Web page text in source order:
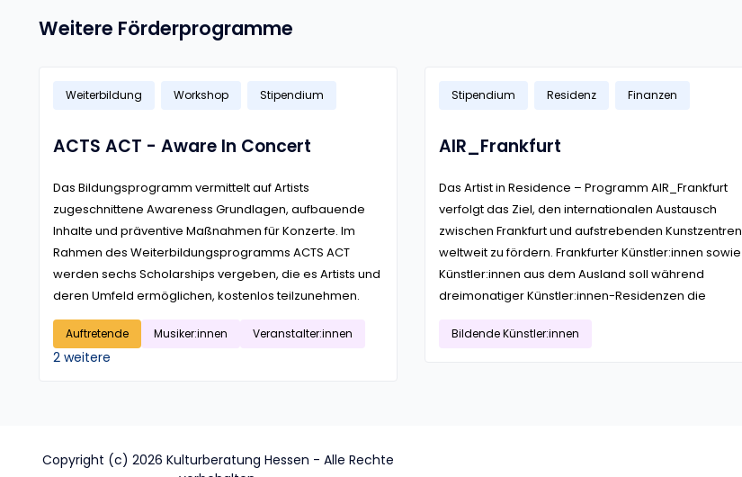
Weitere Förderprogramme
Weiterbildung Workshop Stipendium
ACTS ACT - Aware In Concert
Das Bildungsprogramm vermittelt auf Artists
zugeschnittene Awareness Grundlagen, aufbauende
Inhalte und präventive Maßnahmen für Konzerte. Im
Rahmen des Weiterbildungsprogramms ACTS ACT
werden sechs Scholarships vergeben, die es Artists und
deren Umfeld ermöglichen, kostenlos teilzunehmen.
Auftretende Musiker:innen Veranstalter:innen
2 weitere
Stipendium Residenz Finanzen
AIR_Frankfurt
Das Artist in Residence – Programm AIR_Frankfurt
verfolgt das Ziel, den internationalen Austausch
zwischen Frankfurt und aufstrebenden Kunstzentren
weltweit zu fördern. Frankfurter Künstler:innen sowie
Künstler:innen aus dem Ausland soll während
dreimonatiger Künstler:innen-Residenzen die
Bildende Künstler:innen
Copyright (c) 2026 Kulturberatung Hessen - Alle Rechte